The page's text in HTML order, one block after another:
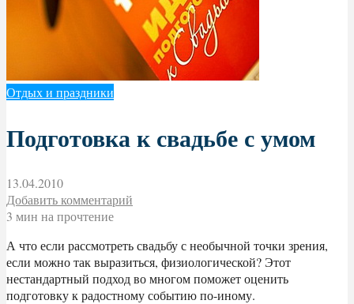
Отдых и праздники
Подготовка к свадьбе с умом
13.04.2010
Добавить комментарий
3 мин на прочтение
А что если рассмотреть свадьбу с необычной точки зрения,
если можно так выразиться, физиологической? Этот
нестандартный подход во многом поможет оценить
подготовку к радостному событию по-иному.